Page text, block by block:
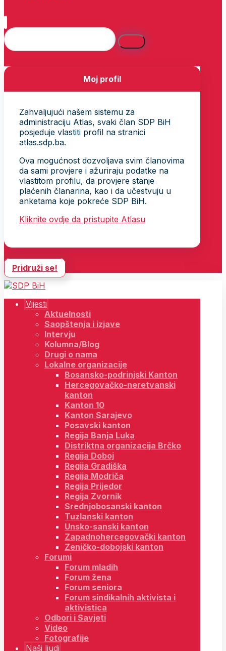
Moj profil
Zahvaljujući našem sistemu za
administraciju Atlas, svaki član SDP BiH
posjeduje vlastiti profil na stranici
atlas.sdp.ba.
Ova mogućnost dozvoljava svim članovima
da sami provjere i ažuriraju podatke na
vlastitom profilu, da provjere stanje
plaćenih članarina, kao i da učestvuju u
anketama koje pokreće SDP BiH.
Kliknite ovdje da pristupite Atlasu
Pridruži se!
Vijesti
Aktuelnosti
Saopštenja i izjave
Intervju
Kolumna/Blog
Drugi o nama
Lokalne organizacije
Bosansko-podrinjski Kanton
Hercegovačko-neretvanski
kanton
Kanton 10
Kanton Sarajevo
Posavski kanton
Regija Banja Luka
Distriktna organizacija Brčko
Regija Doboj
Regija Gradiška
Regija Modriča
Regija Prijedor
Regija Zvornik
Srednjobosanski kanton
Tuzlanski kanton
Unsko-sanski kanton
Zapadnohercegovački kanton
Zeničko-dobojski kanton
Forumi
Forum mladih
Forum žena
Forum seniora
Forum sindikalnih aktivista i
aktivistica
Odbori i Savjeti
Video
Fotografije
Naši ljudi